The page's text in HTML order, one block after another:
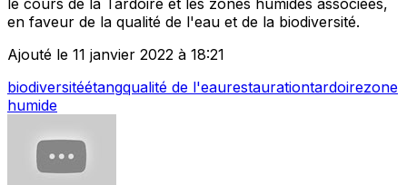
en faveur de la qualité de l'eau et de la biodiversité.
Ajouté le 11 janvier 2022 à 18:21
biodiversitéétangqualité de l'eaurestaurationtardoirezone
humide